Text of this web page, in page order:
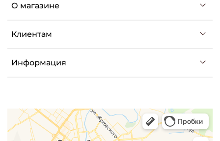
О магазине
Клиентам
Информация